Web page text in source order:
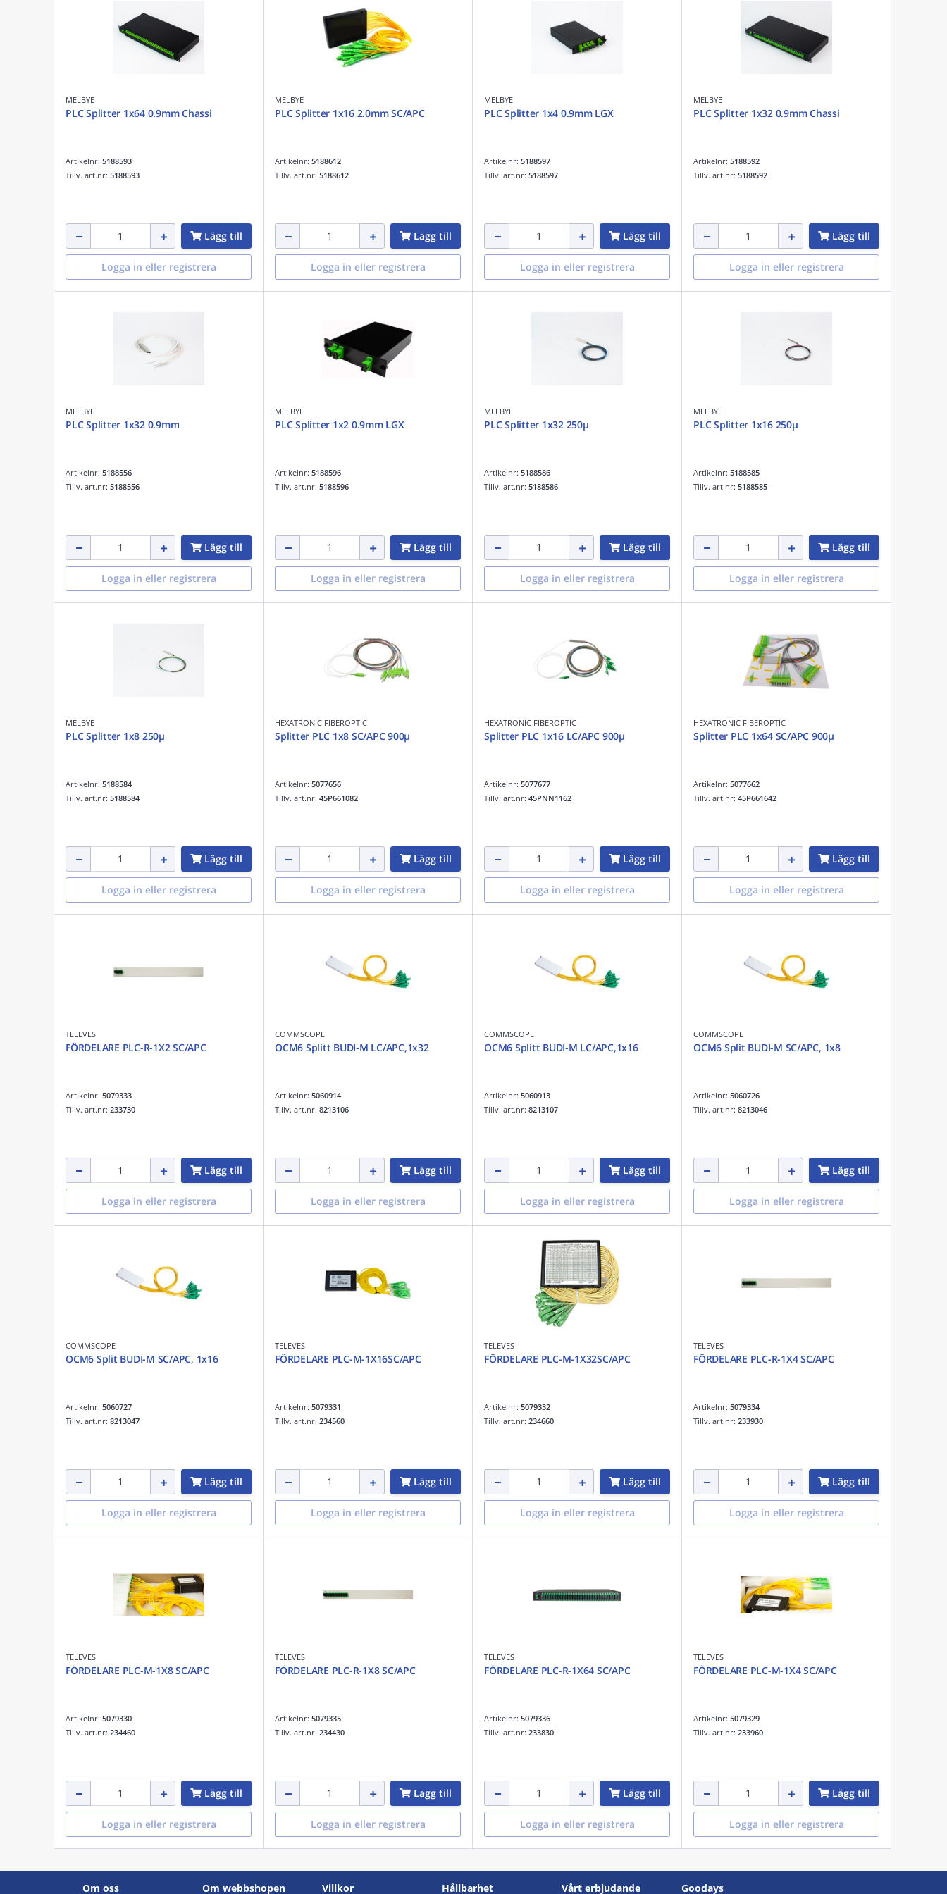
MELBYE
PLC Splitter 1x64 0.9mm Chassi
Artikelnr: 5188593
Tillv. art.nr: 5188593
Lägg till
Logga in eller registrera
MELBYE
PLC Splitter 1x16 2.0mm SC/APC
Artikelnr: 5188612
Tillv. art.nr: 5188612
Lägg till
Logga in eller registrera
MELBYE
PLC Splitter 1x4 0.9mm LGX
Artikelnr: 5188597
Tillv. art.nr: 5188597
Lägg till
Logga in eller registrera
MELBYE
PLC Splitter 1x32 0.9mm Chassi
Artikelnr: 5188592
Tillv. art.nr: 5188592
Lägg till
Logga in eller registrera
MELBYE
PLC Splitter 1x32 0.9mm
Artikelnr: 5188556
Tillv. art.nr: 5188556
Lägg till
Logga in eller registrera
MELBYE
PLC Splitter 1x2 0.9mm LGX
Artikelnr: 5188596
Tillv. art.nr: 5188596
Lägg till
Logga in eller registrera
MELBYE
PLC Splitter 1x32 250µ
Artikelnr: 5188586
Tillv. art.nr: 5188586
Lägg till
Logga in eller registrera
MELBYE
PLC Splitter 1x16 250µ
Artikelnr: 5188585
Tillv. art.nr: 5188585
Lägg till
Logga in eller registrera
MELBYE
PLC Splitter 1x8 250µ
Artikelnr: 5188584
Tillv. art.nr: 5188584
Lägg till
Logga in eller registrera
HEXATRONIC FIBEROPTIC
Splitter PLC 1x8 SC/APC 900µ
Artikelnr: 5077656
Tillv. art.nr: 45P661082
Lägg till
Logga in eller registrera
HEXATRONIC FIBEROPTIC
Splitter PLC 1x16 LC/APC 900µ
Artikelnr: 5077677
Tillv. art.nr: 45PNN1162
Lägg till
Logga in eller registrera
HEXATRONIC FIBEROPTIC
Splitter PLC 1x64 SC/APC 900µ
Artikelnr: 5077662
Tillv. art.nr: 45P661642
Lägg till
Logga in eller registrera
TELEVES
FÖRDELARE PLC-R-1X2 SC/APC
Artikelnr: 5079333
Tillv. art.nr: 233730
Lägg till
Logga in eller registrera
COMMSCOPE
OCM6 Splitt BUDI-M LC/APC,1x32
Artikelnr: 5060914
Tillv. art.nr: 8213106
Lägg till
Logga in eller registrera
COMMSCOPE
OCM6 Splitt BUDI-M LC/APC,1x16
Artikelnr: 5060913
Tillv. art.nr: 8213107
Lägg till
Logga in eller registrera
COMMSCOPE
OCM6 Split BUDI-M SC/APC, 1x8
Artikelnr: 5060726
Tillv. art.nr: 8213046
Lägg till
Logga in eller registrera
COMMSCOPE
OCM6 Split BUDI-M SC/APC, 1x16
Artikelnr: 5060727
Tillv. art.nr: 8213047
Lägg till
Logga in eller registrera
TELEVES
FÖRDELARE PLC-M-1X16SC/APC
Artikelnr: 5079331
Tillv. art.nr: 234560
Lägg till
Logga in eller registrera
TELEVES
FÖRDELARE PLC-M-1X32SC/APC
Artikelnr: 5079332
Tillv. art.nr: 234660
Lägg till
Logga in eller registrera
TELEVES
FÖRDELARE PLC-R-1X4 SC/APC
Artikelnr: 5079334
Tillv. art.nr: 233930
Lägg till
Logga in eller registrera
TELEVES
FÖRDELARE PLC-M-1X8 SC/APC
Artikelnr: 5079330
Tillv. art.nr: 234460
Lägg till
Logga in eller registrera
TELEVES
FÖRDELARE PLC-R-1X8 SC/APC
Artikelnr: 5079335
Tillv. art.nr: 234430
Lägg till
Logga in eller registrera
TELEVES
FÖRDELARE PLC-R-1X64 SC/APC
Artikelnr: 5079336
Tillv. art.nr: 233830
Lägg till
Logga in eller registrera
TELEVES
FÖRDELARE PLC-M-1X4 SC/APC
Artikelnr: 5079329
Tillv. art.nr: 233960
Lägg till
Logga in eller registrera
Om oss Om webbshopen Villkor Hållbarhet Vårt erbjudande Goodays